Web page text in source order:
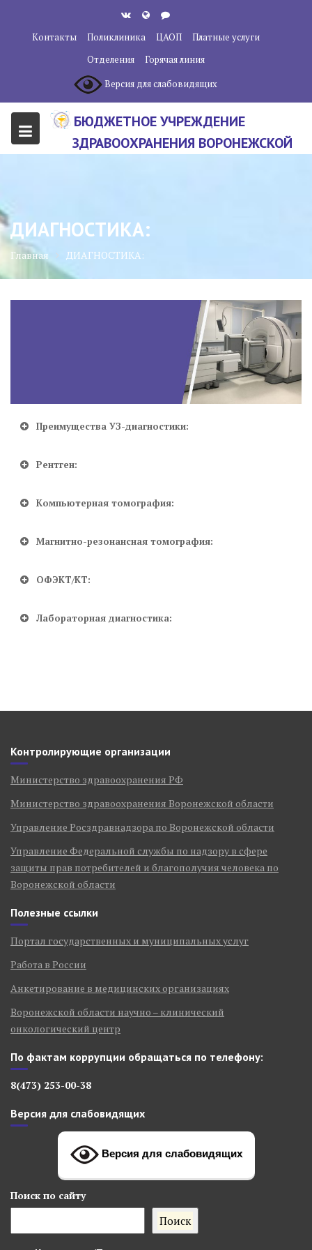
содержанию
Контакты Поликлиника ЦАОП
Платные услуги
Отделения
Горячая линия
Версия для слабовидящих
БЮДЖЕТНОЕ УЧРЕЖДЕНИЕ
ЗДРАВООХРАНЕНИЯ ВОРОНЕЖСКОЙ
ЦЕНТР"
ДИАГНОСТИКА:
Главная ДИАГНОСТИКА:
Преимущества УЗ-диагностики:
Рентген:
Компьютерная томография:
Магнитно-резонансная томография:
ОФЭКТ/КТ:
Лабораторная диагностика:
Контролирующие организации
Министерство здравоохранения РФ
Министерство здравоохранения Воронежской области
Управление Росздравнадзора по Воронежской области
Управление Федеральной службы по надзору в сфере
защиты прав потребителей и благополучия человека по
Воронежской области
Полезные ссылки
Портал государственных и муниципальных услуг
Работа в России
Анкетирование в медицинских организациях
Воронежской области научно – клинический
онкологический центр
По фактам коррупции обращаться по телефону:
8(473) 253-00-38
Версия для слабовидящих
Версия для слабовидящих
Поиск по сайту
Поиск